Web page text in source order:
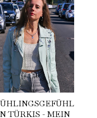
TÜRKIS - MEIN